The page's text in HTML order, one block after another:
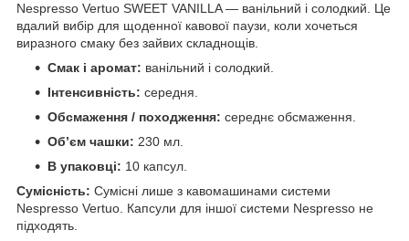
Nespresso Vertuo SWEET VANILLA — ванільний і солодкий. Це
вдалий вибір для щоденної кавової паузи, коли хочеться
виразного смаку без зайвих складнощів.
Смак і аромат: ванільний і солодкий.
Інтенсивність: середня.
Обсмаження / походження: середнє обсмаження.
Об’єм чашки: 230 мл.
В упаковці: 10 капсул.
Сумісність: Сумісні лише з кавомашинами системи
Nespresso Vertuo. Капсули для іншої системи Nespresso не
підходять.